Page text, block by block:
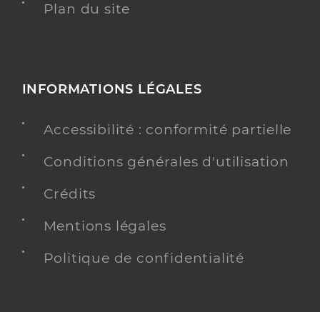
Plan du site
INFORMATIONS LÉGALES
Accessibilité : conformité partielle
Conditions générales d'utilisation
Crédits
Mentions légales
Politique de confidentialité